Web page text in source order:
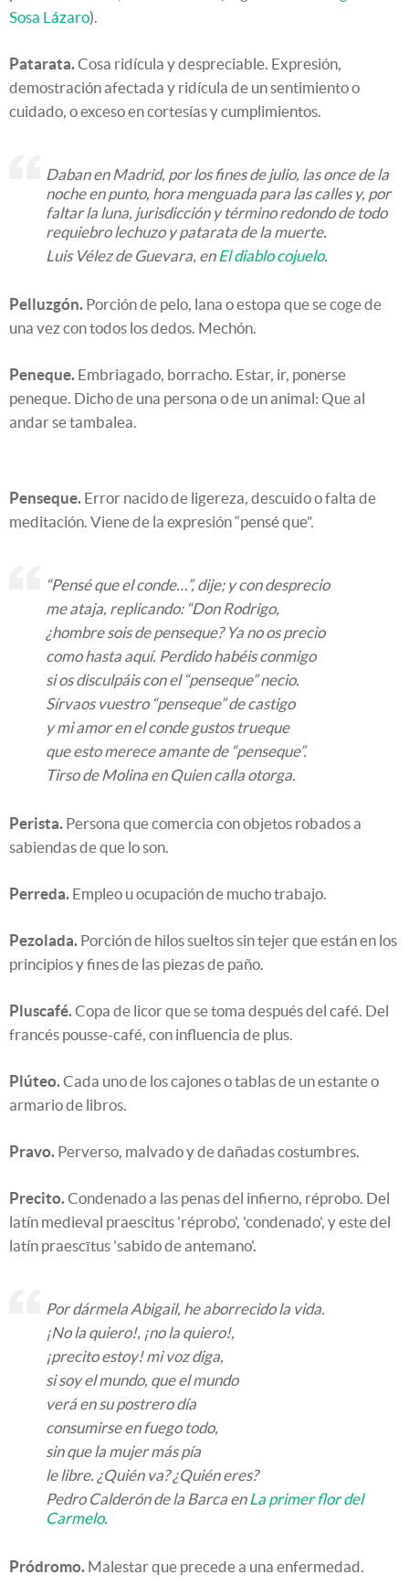
Sosa Lázaro).
Patarata.Cosa ridícula y despreciable. Expresión,
demostración afectada y ridícula de un sentimiento o
cuidado, o exceso en cortesías y cumplimientos.
Daban en Madrid, por los fines de julio, las once de la
noche en punto, hora menguada para las calles y, por
faltar la luna, jurisdicción y término redondo de todo
requiebro lechuzo y patarata de la muerte.
Luis Vélez de Guevara, enEl diablo cojuelo.
Pelluzgón. Porción de pelo, lana o estopa que se coge de
una vez con todos los dedos. Mechón.
Peneque. Embriagado, borracho. Estar, ir, ponerse
peneque. Dicho de una persona o de un animal: Que al
andar se tambalea.
Penseque. Error nacido de ligereza, descuido o falta de
meditación. Viene de la expresión “pensé que”.
“Pensé que el conde…”, dije; y con desprecio
me ataja, replicando: “Don Rodrigo,
¿hombre sois de penseque? Ya no os precio
como hasta aquí. Perdido habéis conmigo
si os disculpáis con el “penseque” necio.
Sírvaos vuestro “penseque” de castigo
y mi amor en el conde gustos trueque
que esto merece amante de “penseque”.
Tirso de Molina en Quien calla otorga.
Perista. Persona que comercia con objetos robados a
sabiendas de que lo son.
Perreda. Empleo u ocupación de mucho trabajo.
Pezolada. Porción de hilos sueltos sin tejer que están en los
principios y fines de las piezas de paño.
Pluscafé.Copa de licor que se toma después del café. Del
francés pousse-café, con influencia de plus.
Plúteo.Cada uno de los cajones o tablas de un estante o
armario de libros.
Pravo. Perverso, malvado y de dañadas costumbres.
Precito.Condenado a las penas del infierno, réprobo. Del
latín medieval praescitus 'réprobo', 'condenado', y este del
latín praescītus 'sabido de antemano'.
Por dármela Abigail, he aborrecido la vida.
¡No la quiero!, ¡no la quiero!,
¡precito estoy! mi voz diga,
si soy el mundo, que el mundo
verá en su postrero día
consumirse en fuego todo,
sin que la mujer más pía
le libre. ¿Quién va? ¿Quién eres?
Pedro Calderón de la Barca enLa primer flor del
Carmelo.
Pródromo. Malestar que precede a una enfermedad.